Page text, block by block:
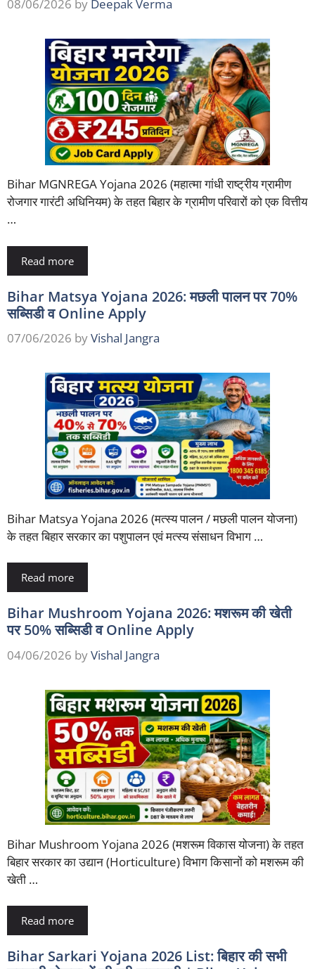
08/06/2026 by Deepak Verma
Bihar MGNREGA Yojana 2026 (महात्मा गांधी राष्ट्रीय ग्रामीण
रोजगार गारंटी अधिनियम) के तहत बिहार के ग्रामीण परिवारों को एक वित्तीय
…
Read more
Bihar Matsya Yojana 2026: मछली पालन पर 70%
सब्सिडी व Online Apply
07/06/2026 byVishal Jangra
Bihar Matsya Yojana 2026 (मत्स्य पालन / मछली पालन योजना)
के तहत बिहार सरकार का पशुपालन एवं मत्स्य संसाधन विभाग …
Read more
Bihar Mushroom Yojana 2026: मशरूम की खेती
पर 50% सब्सिडी व Online Apply
04/06/2026 byVishal Jangra
Bihar Mushroom Yojana 2026 (मशरूम विकास योजना) के तहत
बिहार सरकार का उद्यान (Horticulture) विभाग किसानों को मशरूम की
खेती …
Read more
Bihar Sarkari Yojana 2026 List: बिहार की सभी